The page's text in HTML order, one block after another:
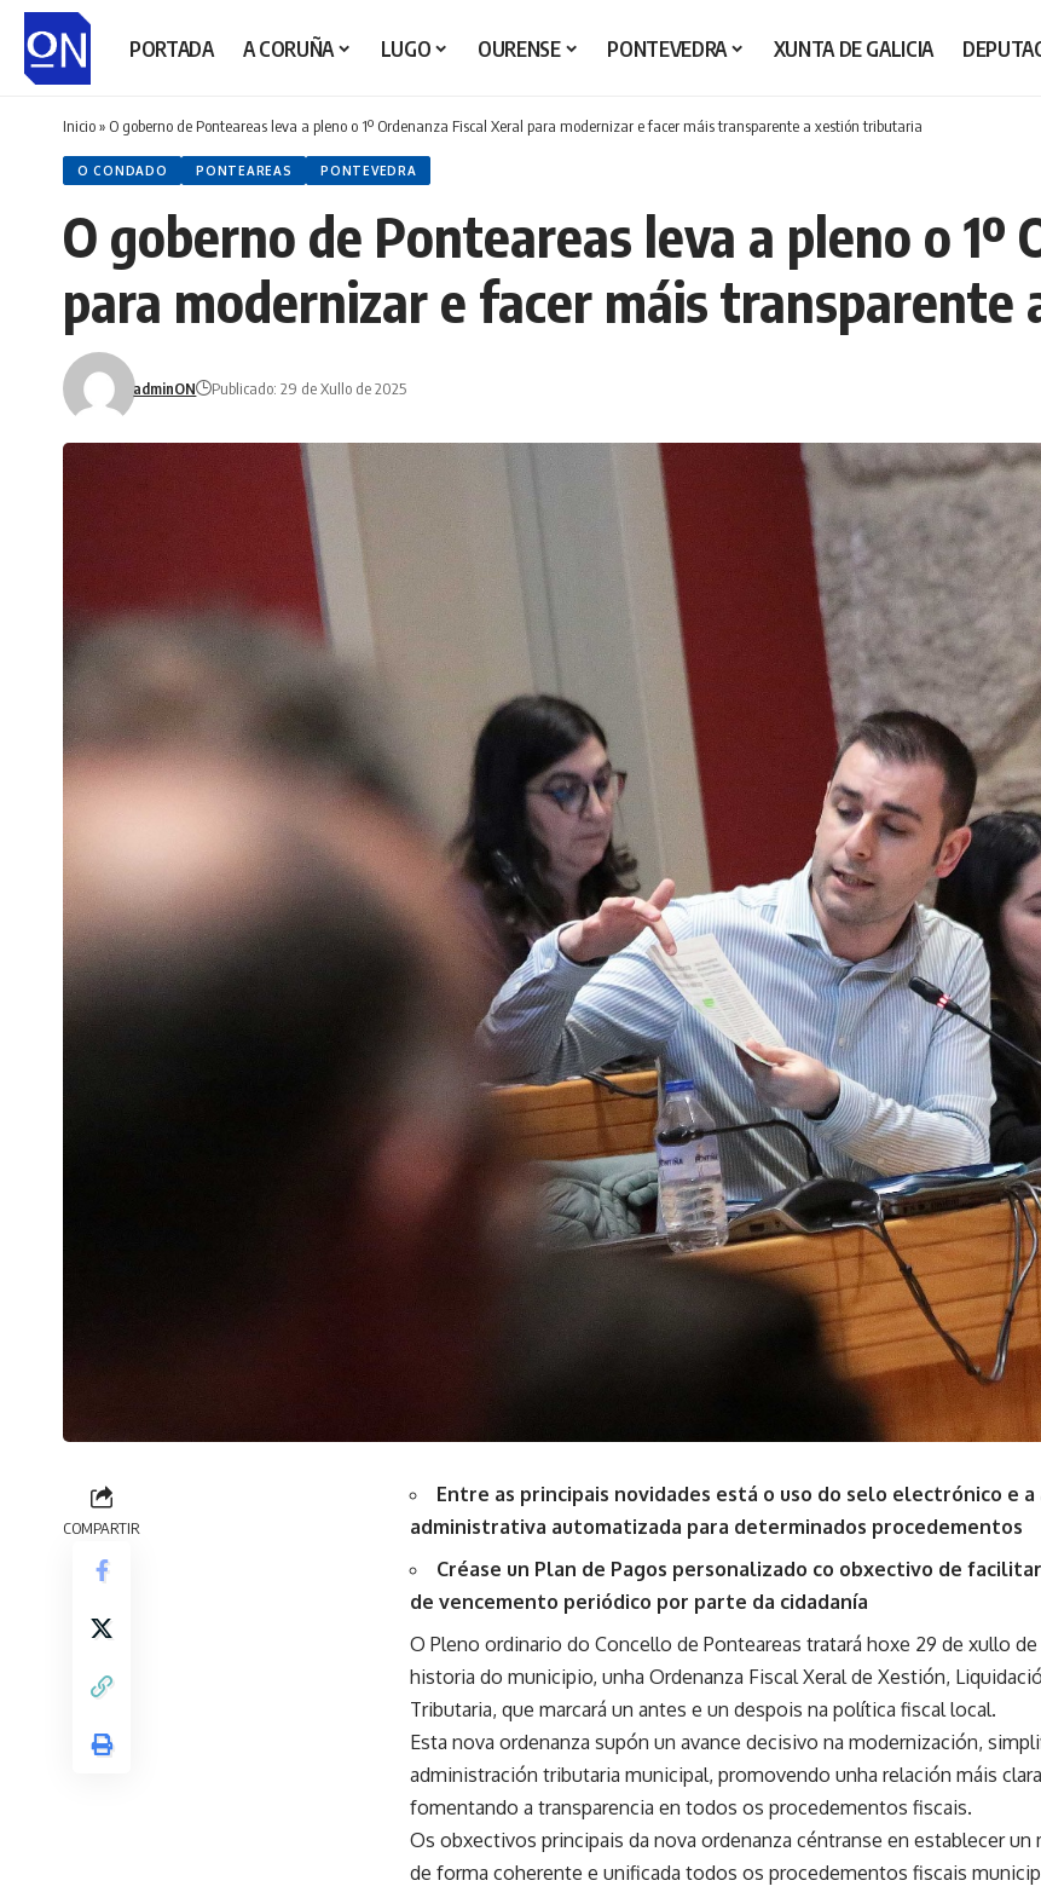
PORTADA A CORUÑA LUGO OURENSE PONTEVEDRA XUNTA DE GALICIA
Inicio» O goberno de Ponteareas leva a pleno o 1º Ordenanza Fiscal Xeral para modernizar e facer máis transparente a xestión tributaria
O CONDADO PONTEAREAS PONTEVEDRA
O goberno de Ponteareas leva a pleno o 1º
para modernizar e facer máis
adminON Publicado: 29 de Xullo de 2025
COMPARTIR
Entre as principais novidades está o uso do selo electrónico e
administrativa automatizada para determinados procedementos
Créase un Plan de Pagos personalizado co obxectivo de
de vencemento periódico por parte da cidadanía
O Pleno ordinario do Concello de Ponteareas tratará hoxe 29 de xullo
historia do municipio, unha Ordenanza Fiscal Xeral de Xestión,
Tributaria, que marcará un antes e un despois na política fiscal local.
Esta nova ordenanza supón un avance decisivo na modernización,
administración tributaria municipal, promovendo unha relación máis
fomentando a transparencia en todos os procedementos fiscais.
Os obxectivos principais da nova ordenanza céntranse en establecer
de forma coherente e unificada todos os procedementos fiscais